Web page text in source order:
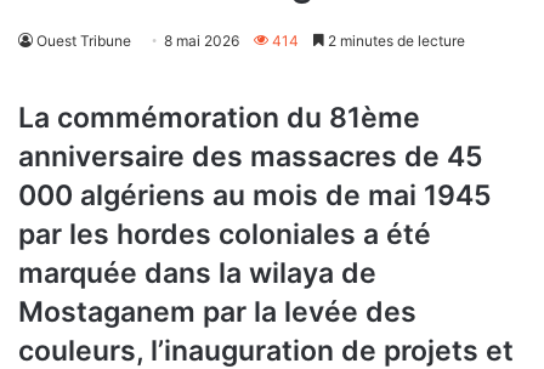
Ouest Tribune 8 mai 2026 414 2 minutes de lecture
La commémoration du 81ème
anniversaire des massacres de 45
000 algériens au mois de mai 1945
par les hordes coloniales a été
marquée dans la wilaya de
Mostaganem par la levée des
couleurs, l’inauguration de projets et